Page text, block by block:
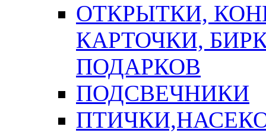
ОТКРЫТКИ,
КАРТОЧКИ,
ПОДАРКОВ
ПОДСВЕЧНИКИ